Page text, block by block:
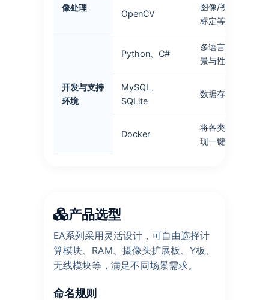
像处理
OpenCV
图像/视频处理、
标定等
开发与支持
环境
Python、C#
多语言开发支持
景与性能需求
MySQL、
SQLite
数据存储（关系
Docker
将各类应用封装
现一键部署、隔
产品选型
EA系列采用灵活设计，可自由选择计
算模块、RAM、摄像头扩展板、Y板、
无线模块等，满足不同场景需求。
命名规则